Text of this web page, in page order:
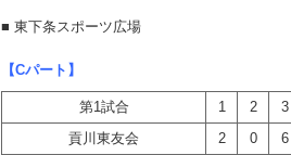
■ 東下条スポーツ広場
【Cパート】
第1試合 1 2 3
貢川東友会
2 0 6